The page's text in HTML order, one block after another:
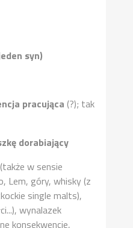
syn)
pracująca (?); tak
dorabiający
w sensie
Lem, góry, whisky (z
single malts),
wynalazek
konsekwencje,